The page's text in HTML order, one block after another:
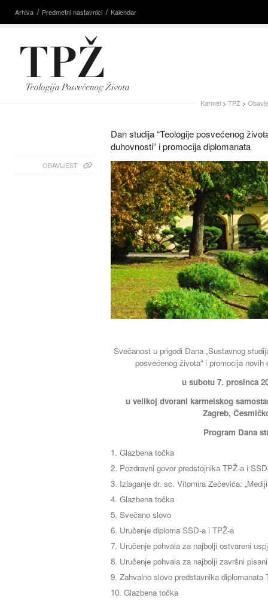
Arhiva Predmetni nastavnici Kalendar
Karmel > TPŽ >
Dan studija “Teologije posvećenog
duhovnosti” i promocija diplomanata
OBAVIJEST
Svečanost u prigodi Dana „Sustavnog
posvećenog života“ i promocija
u subotu 7. prosinca
u velikoj dvorani karmelskog
Zagreb,
Program Dana
Glazbena točka
Pozdravni govor predstojnika TPŽ-a i
Izlaganje dr. sc. Vitomira Zečevića:
Glazbena točka
Svečano slovo
Uručenje diploma SSD-a i TPŽ-a
Uručenje pohvala za najbolji ostvareni
Uručenje pohvala za najbolji završni
Zahvalno slovo predstavnika diplomanata
Glazbena točka